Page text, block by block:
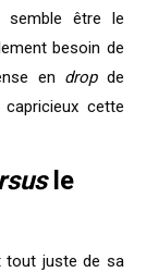
semble être le
besoin de
en dropde
cette
le
tout juste de sa